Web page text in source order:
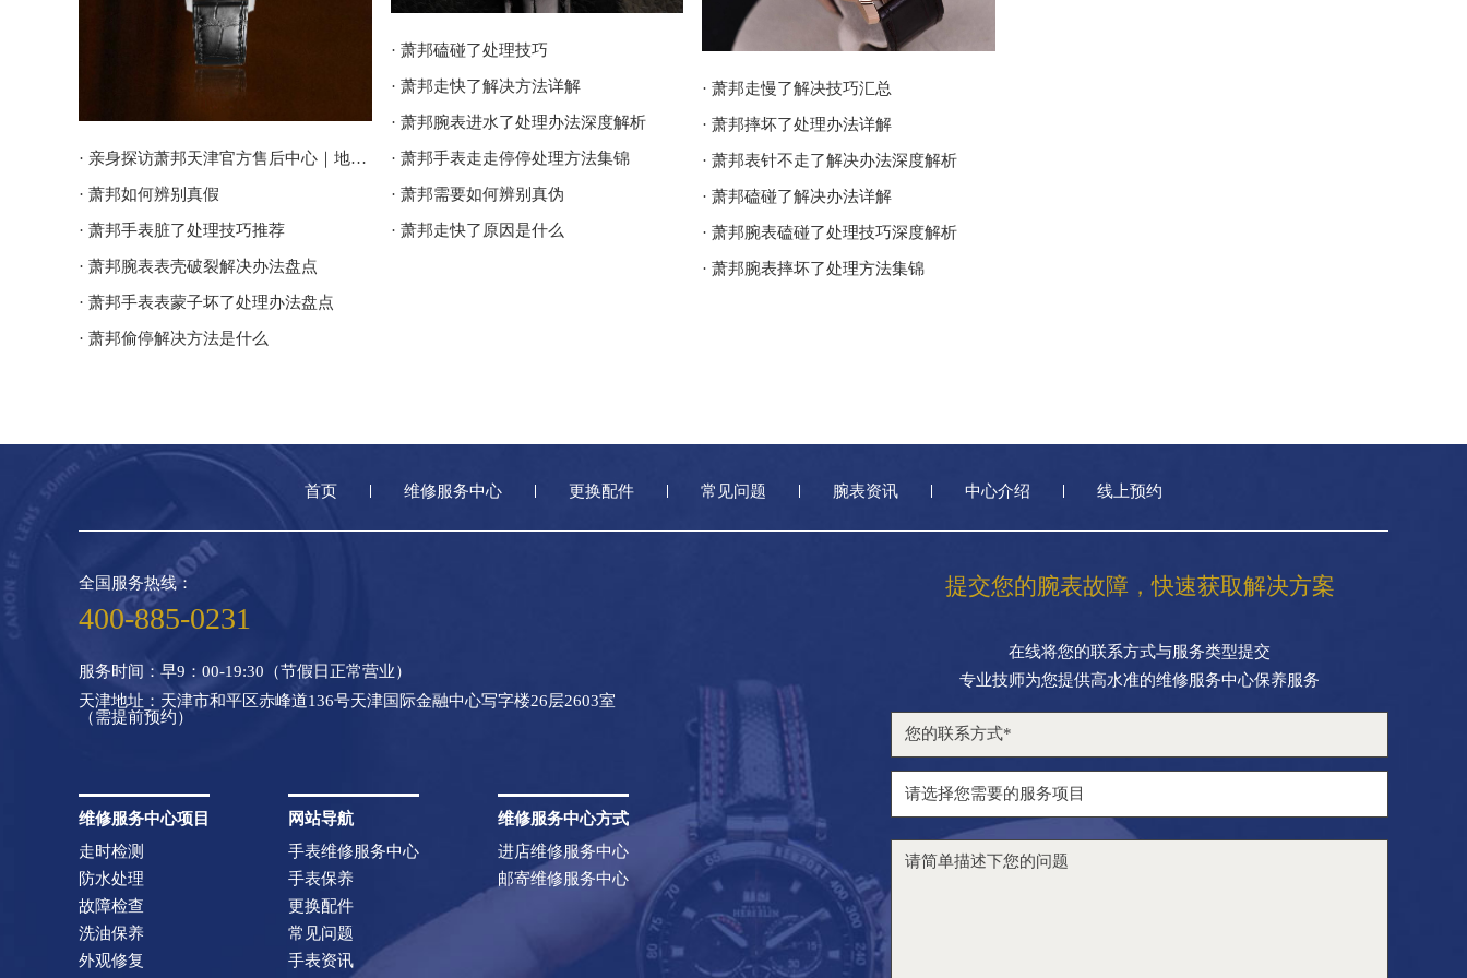
· 亲身探访萧邦天津官方售后中心｜地址报修全流程真实经历（2026年6月最新）
· 萧邦如何辨别真假
· 萧邦手表脏了处理技巧推荐
· 萧邦腕表表壳破裂解决办法盘点
· 萧邦手表表蒙子坏了处理办法盘点
· 萧邦偷停解决方法是什么
· 萧邦磕碰了处理技巧
· 萧邦走快了解决方法详解
· 萧邦腕表进水了处理办法深度解析
· 萧邦手表走走停停处理方法集锦
· 萧邦需要如何辨别真伪
· 萧邦走快了原因是什么
· 萧邦走慢了解决技巧汇总
· 萧邦摔坏了处理办法详解
· 萧邦表针不走了解决办法深度解析
· 萧邦磕碰了解决办法详解
· 萧邦腕表磕碰了处理技巧深度解析
· 萧邦腕表摔坏了处理方法集锦
首页 维修服务中心 更换配件 常见问题 腕表资讯 中心介绍 线上预约
提交您的腕表故障，快速获取解决方案
在线将您的联系方式与服务类型提交
专业技师为您提供高水准的维修服务中心保养服务
全国服务热线：
400-885-0231
服务时间：早9：00-19:30（节假日正常营业）
天津地址：天津市和平区赤峰道136号天津国际金融中心写字楼26层2603室
（需提前预约）
维修服务中心项目
走时检测
防水处理
故障检查
洗油保养
外观修复
网站导航
手表维修服务中心
手表保养
更换配件
常见问题
手表资讯
维修服务中心方式
进店维修服务中心
邮寄维修服务中心